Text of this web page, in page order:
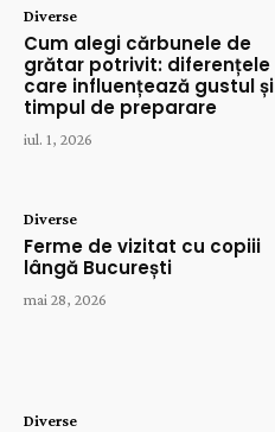
Diverse
Cum alegi cărbunele de
grătar potrivit: diferențele
care influențează gustul și
timpul de preparare
iul. 1, 2026
Diverse
Ferme de vizitat cu copiii
lângă București
mai 28, 2026
Diverse